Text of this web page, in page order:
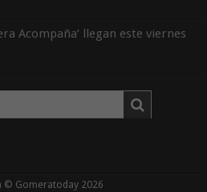
Acompaña’ llegan este viernes
© Gomeratoday 2026